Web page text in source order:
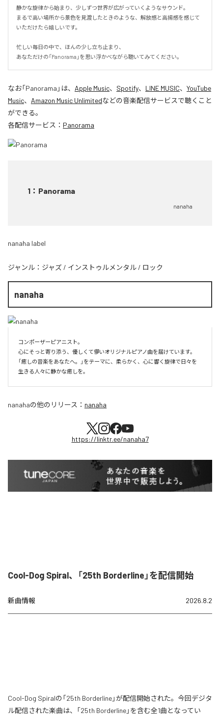
静かな旋律から始まり、少しずつ世界が広がっていくようなサウンド。
まるで高い場所から景色を見渡したときのような、解放感と高揚感を感じて
いただけたら嬉しいです。
忙しい毎日の中で、ほんの少し立ち止まり、
あなただけの「Panorama」を思い浮かべながら聴いてみてください。
なお「Panorama 」は、 Apple Music、 Spotify、 LINE MUSIC、 YouTube
Music、 Amazon Music Unlimitedなどの音楽配信サービスで聴くこと
ができる。
各配信サービス： Panorama
1 ： Panorama
nanaha
nanaha label
ジャンル： ジャズ / インストゥルメンタル / ロック
nanaha
コンポーザーピアニスト。
心にそっと寄り添う、優しくて儚いオリジナルピアノ曲を届けています。
「癒しの音楽をあなたへ。」をテーマに、柔らかく、心に響く旋律で日々を
生きる人々に静かな癒しを。
nanahaの他のリリース： nanaha
https://linktr.ee/nanaha7
Cool-Dog Spiral、「25th Borderline」を配信開始
新曲情報 2026.8.2
Cool-Dog Spiralの「25th Borderline」が配信開始された。今回デジタ
ル配信された楽曲は、「25th Borderline」を含む全1曲となってい